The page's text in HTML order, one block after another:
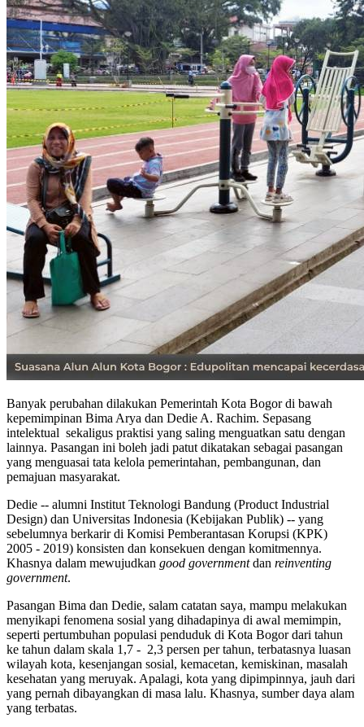
Banyak perubahan dilakukan Pemerintah Kota Bogor di bawah
kepemimpinan Bima Arya dan Dedie A. Rachim. Sepasang
intelektual sekaligus praktisi yang saling menguatkan satu dengan
lainnya. Pasangan ini boleh jadi patut dikatakan sebagai pasangan
yang menguasai tata kelola pemerintahan, pembangunan, dan
pemajuan masyarakat.
Dedie -- alumni Institut Teknologi Bandung (Product Industrial
Design) dan Universitas Indonesia (Kebijakan Publik) -- yang
sebelumnya berkarir di Komisi Pemberantasan Korupsi (KPK)
2005 - 2019) konsisten dan konsekuen dengan komitmennya.
Khasnya dalam mewujudkan good governmentdan reinventing
government.
Pasangan Bima dan Dedie, salam catatan saya, mampu melakukan
menyikapi fenomena sosial yang dihadapinya di awal memimpin,
seperti pertumbuhan populasi penduduk di Kota Bogor dari tahun
ke tahun dalam skala 1,7 - 2,3 persen per tahun, terbatasnya luasan
wilayah kota, kesenjangan sosial, kemacetan, kemiskinan, masalah
kesehatan yang meruyak. Apalagi, kota yang dipimpinnya, jauh dari
yang pernah dibayangkan di masa lalu. Khasnya, sumber daya alam
yang terbatas.